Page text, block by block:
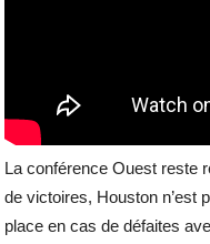
La conférence Ouest reste
de victoires, Houston n’est
place en cas de défaites